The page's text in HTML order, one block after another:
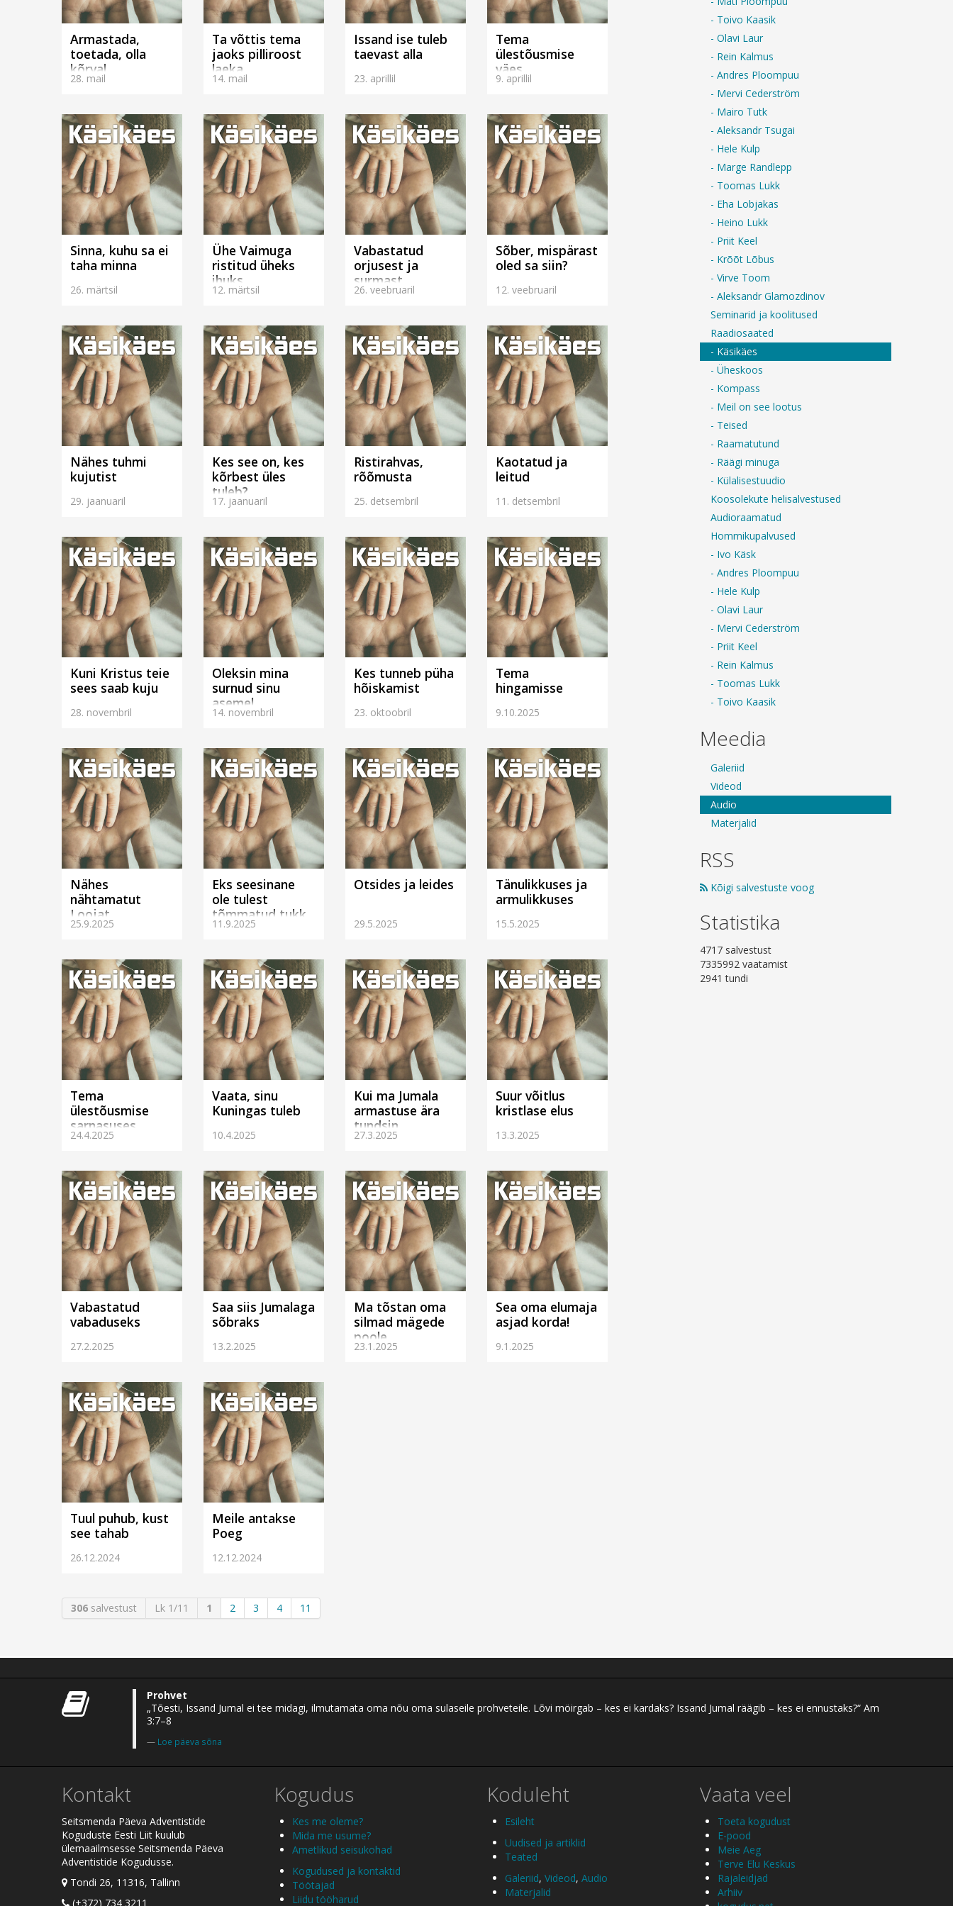
Armastada,
toetada, olla
kõrval
28. mail
Ta võttis tema
jaoks pilliroost
laeka
14. mail
Issand ise tuleb
taevast alla
23. aprillil
Tema
ülestõusmise
väes
9. aprillil
Sinna, kuhu sa ei
taha minna
26. märtsil
Ühe Vaimuga
ristitud üheks
ihuks
12. märtsil
Vabastatud
orjusest ja
surmast
26. veebruaril
Sõber, mispärast
oled sa siin?
12. veebruaril
Nähes tuhmi
kujutist
29. jaanuaril
Kes see on, kes
kõrbest üles
tuleb?
17. jaanuaril
Ristirahvas,
rõõmusta
25. detsembril
Kaotatud ja
leitud
11. detsembril
Kuni Kristus teie
sees saab kuju
28. novembril
Oleksin mina
surnud sinu
asemel
14. novembril
Kes tunneb püha
hõiskamist
23. oktoobril
Tema
hingamisse
9.10.2025
Nähes
nähtamatut
Loojat
25.9.2025
Eks seesinane
ole tulest
tõmmatud tukk
11.9.2025
Otsides ja leides
29.5.2025
Tänulikkuses ja
armulikkuses
15.5.2025
Tema
ülestõusmise
sarnasuses
24.4.2025
Vaata, sinu
Kuningas tuleb
10.4.2025
Kui ma Jumala
armastuse ära
tundsin
27.3.2025
Suur võitlus
kristlase elus
13.3.2025
Vabastatud
vabaduseks
27.2.2025
Saa siis Jumalaga
sõbraks
13.2.2025
Ma tõstan oma
silmad mägede
poole
23.1.2025
Sea oma elumaja
asjad korda!
9.1.2025
Tuul puhub, kust
see tahab
26.12.2024
Meile antakse
Poeg
12.12.2024
306 salvestust Lk 1/11 1 2 3 4 11
- Toivo Kaasik
- Olavi Laur
- Rein Kalmus
- Andres Ploompuu
- Mervi Cederström
- Mairo Tutk
- Aleksandr Tsugai
- Hele Kulp
- Marge Randlepp
- Toomas Lukk
- Eha Lobjakas
- Heino Lukk
- Priit Keel
- Krõõt Lõbus
- Virve Toom
- Aleksandr Glamozdinov
Seminarid ja koolitused
Raadiosaated
- Käsikäes
- Üheskoos
- Kompass
- Meil on see lootus
- Teised
- Raamatutund
- Räägi minuga
- Külalisestuudio
Koosolekute helisalvestused
Audioraamatud
Hommikupalvused
- Ivo Käsk
- Andres Ploompuu
- Hele Kulp
- Olavi Laur
- Mervi Cederström
- Priit Keel
- Rein Kalmus
- Toomas Lukk
- Toivo Kaasik
Meedia
Galeriid
Videod
Audio
Materjalid
RSS
Kõigi salvestuste voog
Statistika
4717 salvestust
7335992 vaatamist
2941 tundi
Prohvet
„Tõesti, Issand Jumal ei tee midagi, ilmutamata oma nõu oma sulaseile prohveteile. Lõvi möirgab – kes ei kardaks? Issand Jumal räägib – kes ei ennustaks?“ Am
3:7–8
Loe päeva sõna
Kontakt
Seitsmenda Päeva Adventistide
Koguduste Eesti Liit kuulub
ülemaailmsesse Seitsmenda Päeva
Adventistide Kogudusse.
Tondi 26, 11316, Tallinn
(+372) 734 3211
Kogudus
Kes me oleme?
Mida me usume?
Ametlikud seisukohad
Kogudused ja kontaktid
Töötajad
Liidu tööharud
Koduleht
Esileht
Uudised ja artiklid
Teated
Galeriid, Videod, Audio
Materjalid
Vaata veel
Toeta kogudust
E-pood
Meie Aeg
Terve Elu Keskus
Rajaleidjad
Arhiiv